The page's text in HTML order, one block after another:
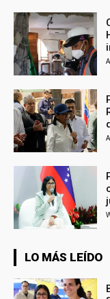
LO MÁS LEÍDO